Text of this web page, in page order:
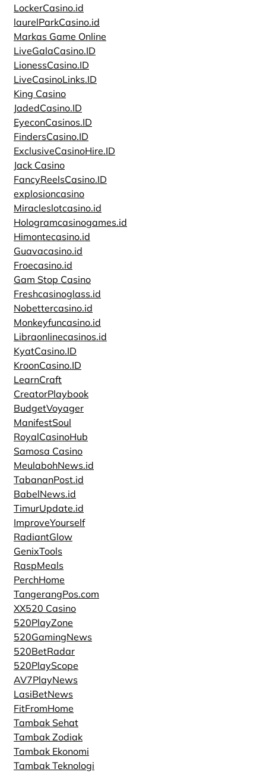
LockerCasino.id
laurelParkCasino.id
Markas Game Online
LiveGalaCasino.ID
LionessCasino.ID
LiveCasinoLinks.ID
King Casino
JadedCasino.ID
EyeconCasinos.ID
FindersCasino.ID
ExclusiveCasinoHire.ID
Jack Casino
FancyReelsCasino.ID
explosioncasino
Miracleslotcasino.id
Hologramcasinogames.id
Himontecasino.id
Guavacasino.id
Froecasino.id
Gam Stop Casino
Freshcasinoglass.id
Nobettercasino.id
Monkeyfuncasino.id
Libraonlinecasinos.id
KyatCasino.ID
KroonCasino.ID
LearnCraft
CreatorPlaybook
BudgetVoyager
ManifestSoul
RoyalCasinoHub
Samosa Casino
MeulabohNews.id
TabananPost.id
BabelNews.id
TimurUpdate.id
ImproveYourself
RadiantGlow
GenixTools
RaspMeals
PerchHome
TangerangPos.com
XX520 Casino
520PlayZone
520GamingNews
520BetRadar
520PlayScope
AV7PlayNews
LasiBetNews
FitFromHome
Tambak Sehat
Tambak Zodiak
Tambak Ekonomi
Tambak Teknologi